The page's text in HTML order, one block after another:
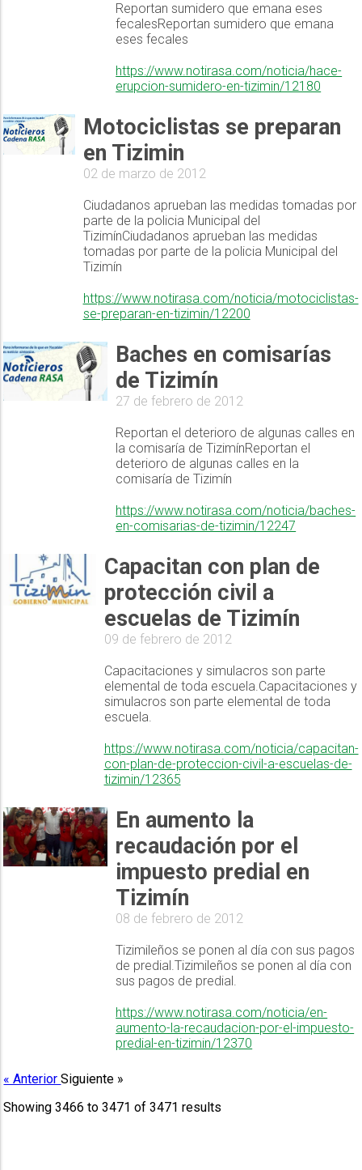
Reportan sumidero que emana eses
fecalesReportan sumidero que emana
eses fecales
https://www.notirasa.com/noticia/hace-
erupcion-sumidero-en-tizimin/12180
Motociclistas se preparan
en Tizimin
02 de marzo de 2012
Ciudadanos aprueban las medidas tomadas por
parte de la policia Municipal del
TizimínCiudadanos aprueban las medidas
tomadas por parte de la policia Municipal del
Tizimín
https://www.notirasa.com/noticia/motociclistas-
se-preparan-en-tizimin/12200
Baches en comisarías
de Tizimín
27 de febrero de 2012
Reportan el deterioro de algunas calles en
la comisaría de TizimínReportan el
deterioro de algunas calles en la
comisaría de Tizimín
https://www.notirasa.com/noticia/baches-
en-comisarias-de-tizimin/12247
Capacitan con plan de
protección civil a
escuelas de Tizimín
09 de febrero de 2012
Capacitaciones y simulacros son parte
elemental de toda escuela.Capacitaciones y
simulacros son parte elemental de toda
escuela.
https://www.notirasa.com/noticia/capacitan-
con-plan-de-proteccion-civil-a-escuelas-de-
tizimin/12365
En aumento la
recaudación por el
impuesto predial en
Tizimín
08 de febrero de 2012
Tizimileños se ponen al día con sus pagos
de predial.Tizimileños se ponen al día con
sus pagos de predial.
https://www.notirasa.com/noticia/en-
aumento-la-recaudacion-por-el-impuesto-
predial-en-tizimin/12370
« AnteriorSiguiente »
Showing3466 to3471 of3471 results